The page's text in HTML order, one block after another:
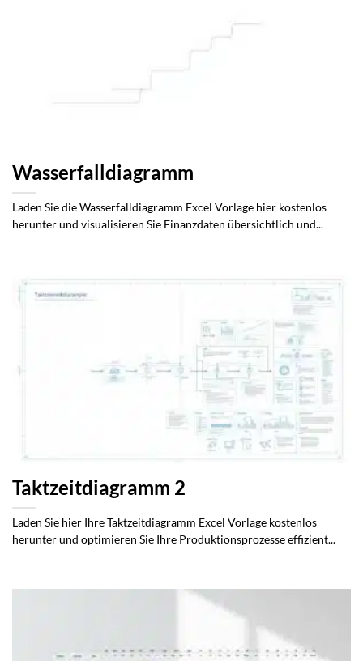
Wasserfalldiagramm
Laden Sie die Wasserfalldiagramm Excel Vorlage hier kostenlos
herunter und visualisieren Sie Finanzdaten übersichtlich und...
Taktzeitdiagramm 2
Laden Sie hier Ihre Taktzeitdiagramm Excel Vorlage kostenlos
herunter und optimieren Sie Ihre Produktionsprozesse effizient...